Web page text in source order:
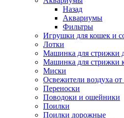
Назад
Аквариумы
Фильтры
Игрушки для кошек и
Лотки
Машинка для стрижки
Машинка для стрижки
Миски
Освежители воздуха
Переноски
Поводоки и ошейники
Поилки
Поилки дорожные